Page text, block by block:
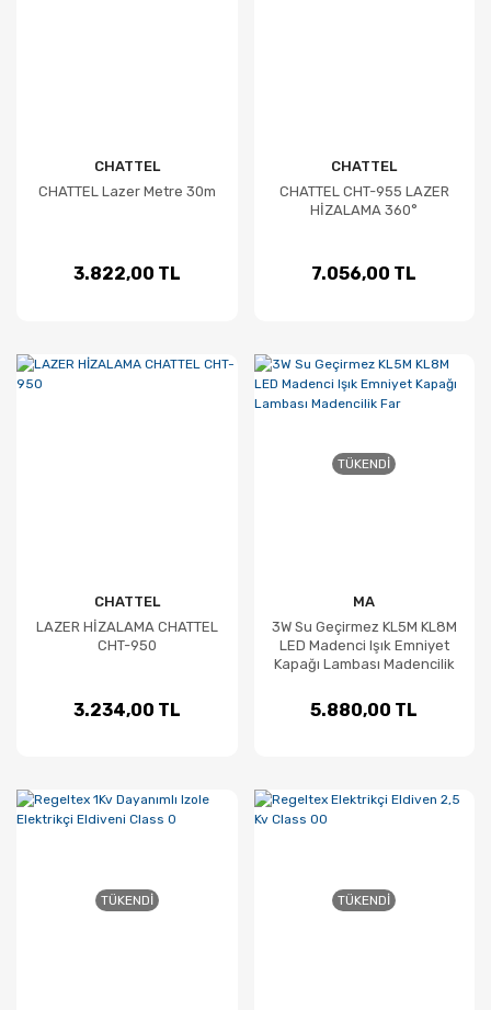
CHATTEL
CHATTEL Lazer Metre 30m
3.822,00 TL
CHATTEL
CHATTEL CHT-955 LAZER
HİZALAMA 360°
7.056,00 TL
CHATTEL
LAZER HİZALAMA CHATTEL
CHT-950
3.234,00 TL
TÜKENDI
MA
3W Su Geçirmez KL5M KL8M
LED Madenci Işık Emniyet
Kapağı Lambası Madencilik
5.880,00 TL
TÜKENDI TÜKENDI